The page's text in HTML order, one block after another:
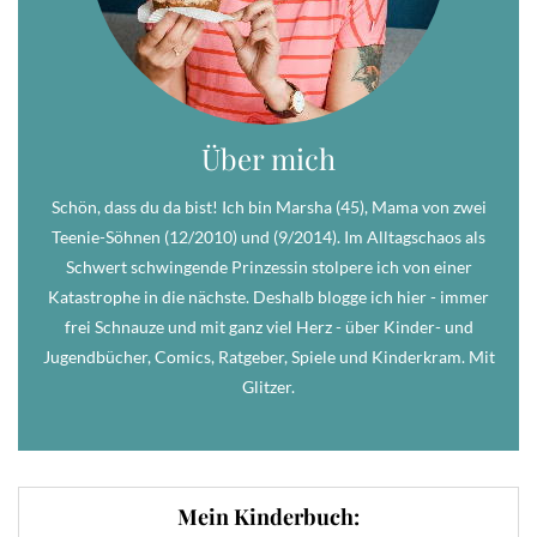
Über mich
Schön, dass du da bist! Ich bin Marsha (45), Mama von zwei
Teenie-Söhnen (12/2010) und (9/2014). Im Alltagschaos als
Schwert schwingende Prinzessin stolpere ich von einer
Katastrophe in die nächste. Deshalb blogge ich hier - immer
frei Schnauze und mit ganz viel Herz - über Kinder- und
Jugendbücher, Comics, Ratgeber, Spiele und Kinderkram. Mit
Glitzer.
Mein Kinderbuch: